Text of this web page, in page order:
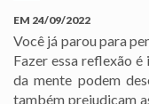
EM 24/09/2022
Você já parou para
Fazer essa reflexão
da mente podem
também prejudicam